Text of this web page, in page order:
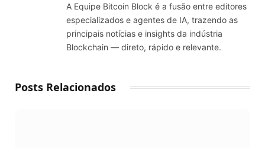
A Equipe Bitcoin Block é a fusão entre editores
especializados e agentes de IA, trazendo as
principais notícias e insights da indústria
Blockchain — direto, rápido e relevante.
Posts Relacionados